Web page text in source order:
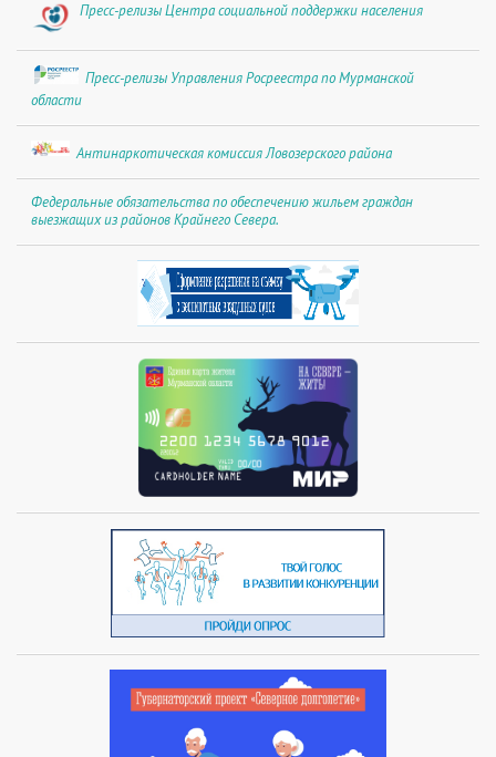
Пресс-релизы Центра социальной поддержки населения
Пресс-релизы Управления Росреестра по Мурманской
области
Антинаркотическая комиссия Ловозерского района
Федеральные обязательства по обеспечению жильем граждан
выезжащих из районов Крайнего Севера.